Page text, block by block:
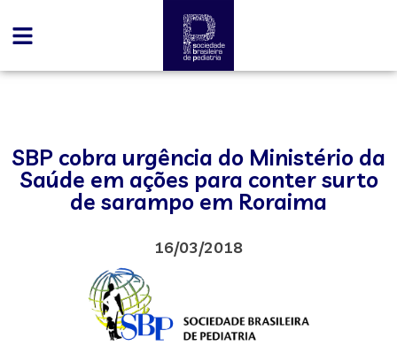
SBP cobra urgência do Ministério da
Saúde em ações para conter surto
de sarampo em Roraima
16/03/2018